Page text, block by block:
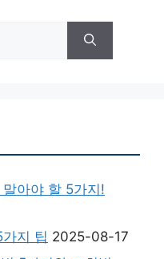
아야 할 5가지!
지 팁 2025-08-17